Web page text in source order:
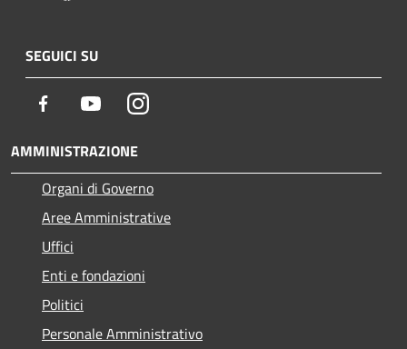
SEGUICI SU
Facebook YoutubeInstagram
AMMINISTRAZIONE
Organi di Governo
Aree Amministrative
Uffici
Enti e fondazioni
Politici
Personale Amministrativo